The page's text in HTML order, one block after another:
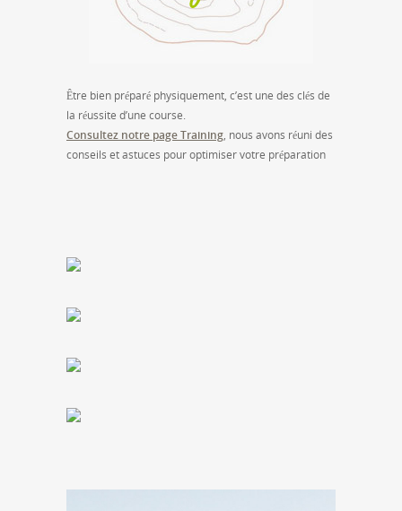
Être bien préparé physiquement, c’est une des clés de
la réussite d’une course.
Consultez notre page Training, nous avons réuni des
conseils et astuces pour optimiser votre préparation